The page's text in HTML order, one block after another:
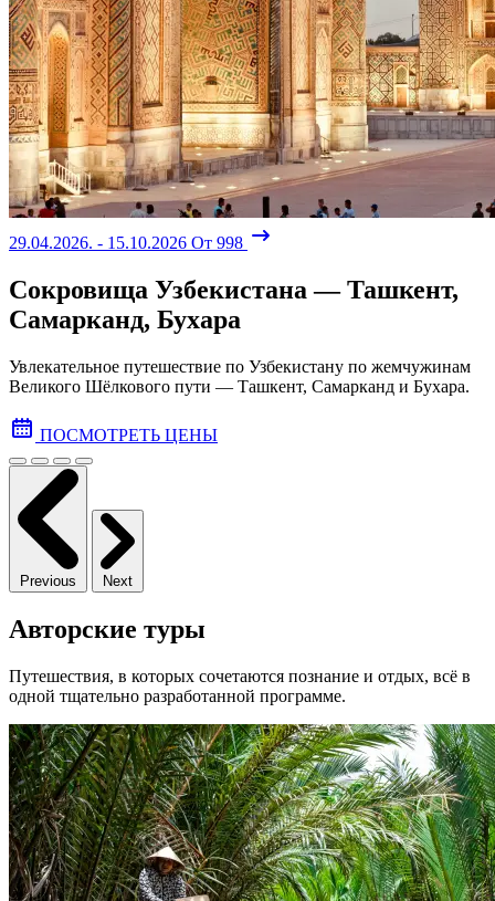
29.04.2026. - 15.10.2026 От 998
Сокровища Узбекистана — Ташкент,
Самарканд, Бухара
Увлекательное путешествие по Узбекистану по жемчужинам
Великого Шёлкового пути — Ташкент, Самарканд и Бухара.
ПОСМОТРЕТЬ ЦЕНЫ
Previous Next
Авторские туры
Путешествия, в которых сочетаются познание и отдых, всё в
одной тщательно разработанной программе.